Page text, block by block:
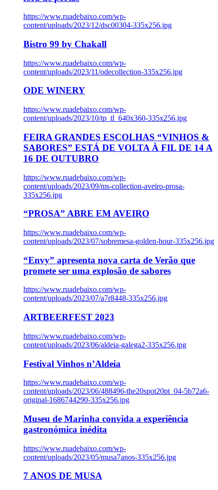
https://www.ruadebaixo.com/wp-
content/uploads/2023/12/dsc00304-335x256.jpg
Bistro 99 by Chakall
https://www.ruadebaixo.com/wp-
content/uploads/2023/11/odecollection-335x256.jpg
ODE WINERY
https://www.ruadebaixo.com/wp-
content/uploads/2023/10/tp_tl_640x360-335x256.jpg
FEIRA GRANDES ESCOLHAS “VINHOS &
SABORES” ESTÁ DE VOLTA À FIL DE 14 A
16 DE OUTUBRO
https://www.ruadebaixo.com/wp-
content/uploads/2023/09/ms-collection-aveiro-prosa-
335x256.jpg
“PROSA” ABRE EM AVEIRO
https://www.ruadebaixo.com/wp-
content/uploads/2023/07/sobremesa-golden-hour-335x256.jpg
“Envy” apresenta nova carta de Verão que
promete ser uma explosão de sabores
https://www.ruadebaixo.com/wp-
content/uploads/2023/07/a7r8448-335x256.jpg
ARTBEERFEST 2023
https://www.ruadebaixo.com/wp-
content/uploads/2023/06/aldeia-galega2-335x256.jpg
Festival Vinhos n’Aldeia
https://www.ruadebaixo.com/wp-
content/uploads/2023/06/488496-the20spot20pt_04-5b72a6-
original-1686744290-335x256.jpg
Museu de Marinha convida a experiência
gastronómica inédita
https://www.ruadebaixo.com/wp-
content/uploads/2023/05/musa7anos-335x256.jpg
7 ANOS DE MUSA